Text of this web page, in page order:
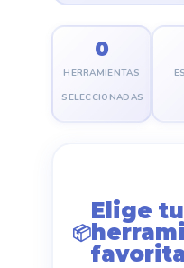
0
HERRAMIENTAS
SELECCIONADAS
📦
Elige